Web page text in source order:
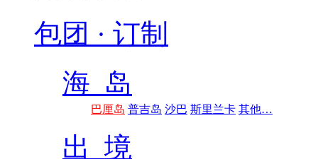
包团 · 订制
海 岛
巴厘岛 普吉岛 沙巴 斯里兰卡 其他…
出 境